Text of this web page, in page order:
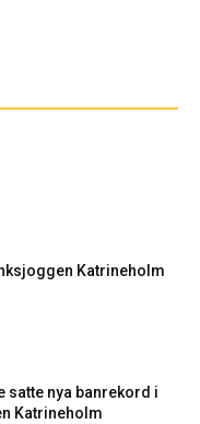
Katrineholm
satte nya banrekord i
Katrineholm